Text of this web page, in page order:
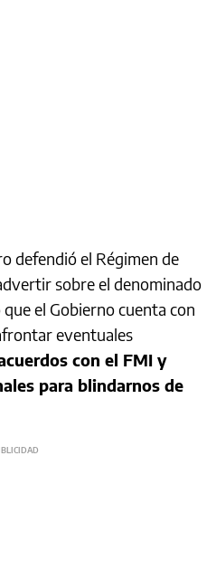
defendió el Régimen de
sobre el denominado
el Gobierno cuenta con
eventuales
con el FMI y
para blindarnos de